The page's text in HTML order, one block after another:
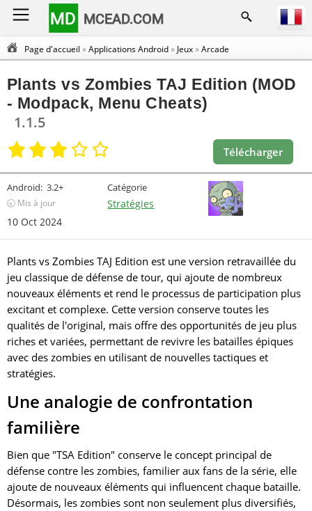
MD MCEAD.COM
Page d'accueil »Applications Android» Jeux»Arcade
Plants vs Zombies TAJ Edition (MOD
- Modpack, Menu Cheats)
1.1.5
Télécharger
Android: 3.2+
🕣 Mis à jour
10 Oct 2024
Catégorie
Stratégies
Plants vs Zombies TAJ Edition est une version retravaillée du
jeu classique de défense de tour, qui ajoute de nombreux
nouveaux éléments et rend le processus de participation plus
excitant et complexe. Cette version conserve toutes les
qualités de l'original, mais offre des opportunités de jeu plus
riches et variées, permettant de revivre les batailles épiques
avec des zombies en utilisant de nouvelles tactiques et
stratégies.
Une analogie de confrontation
familière
Bien que "TSA Edition" conserve le concept principal de
défense contre les zombies, familier aux fans de la série, elle
ajoute de nouveaux éléments qui influencent chaque bataille.
Désormais, les zombies sont non seulement plus diversifiés,